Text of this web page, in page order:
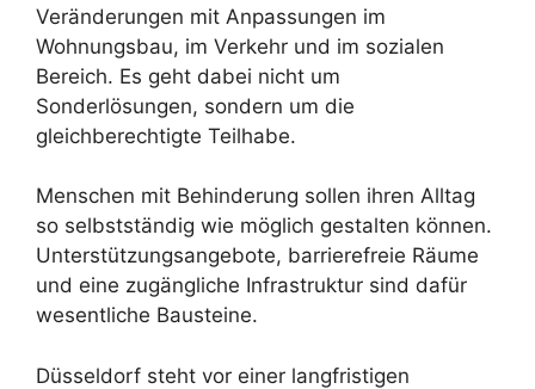
Veränderungen mit Anpassungen im
Wohnungsbau, im Verkehr und im sozialen
Bereich. Es geht dabei nicht um
Sonderlösungen, sondern um die
gleichberechtigte Teilhabe.
Menschen mit Behinderung sollen ihren Alltag
so selbstständig wie möglich gestalten können.
Unterstützungsangebote, barrierefreie Räume
und eine zugängliche Infrastruktur sind dafür
wesentliche Bausteine.
Düsseldorf steht vor einer langfristigen